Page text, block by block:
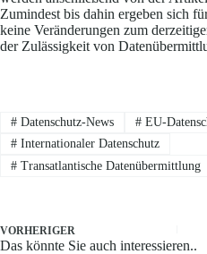
Zumindest bis dahin ergeben sich
keine Veränderungen zum
der Zulässigkeit von
#Datenschutz-News #EU-
#Internationaler Datenschutz
#Transatlantische Datenübermittlung
VORHERIGER
Das könnte Sie auch interessieren..